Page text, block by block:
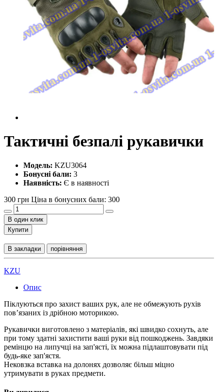
Тактичні безпалі рукавички
Модель: KZU3064
Бонусні бали: 3
Наявність: Є в наявності
300 грн Ціна в бонусних бали: 300
В один клик
Купити
В закладки порівняння
KZU
Опис
Піклуються про захист ваших рук, але не обмежують рухів
пов’язаних із дрібною моторикою.
Рукавички виготовлено з матеріалів, які швидко сохнуть, але
при тому здатні захистити ваші руки від пошкоджень. Завдяки
ремінцю на липучці на зап'ясті, їх можна підлаштовувати під
будь-яке зап'ястя.
Нековзка вставка на долонях дозволяє більш міцно
утримувати в руках предмети.